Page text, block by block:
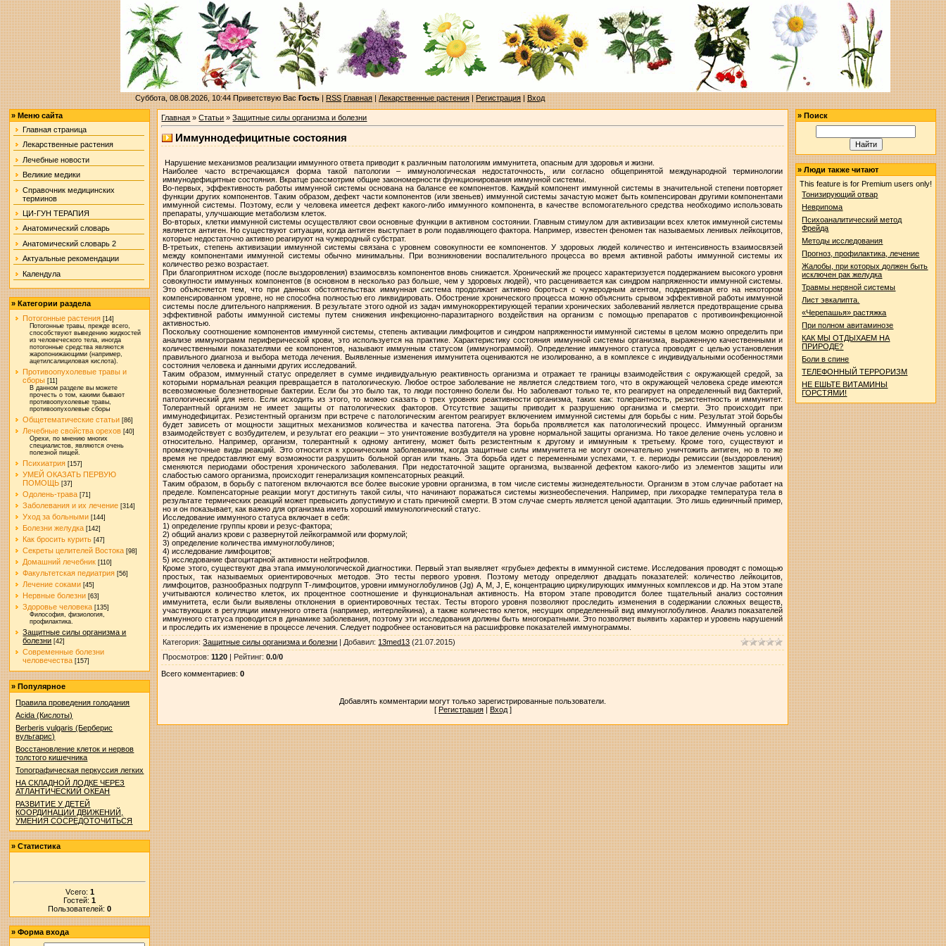
Суббота, 08.08.2026, 10:44Приветствую Вас Гость|RSS Главная|Лекарственные растения|Регистрация|Вход
»Меню сайта
Главная страница
Лекарственные растения
Лечебные новости
Великие медики
Справочник медицинских
терминов
ЦИ-ГУН ТЕРАПИЯ
Анатомический словарь
Анатомический словарь 2
Актуальные рекомендации
Календула
»Категории раздела
Потогонные растения [14]
Потогонные травы, прежде всего,
способствуют выведению жидкостей
из человеческого тела, иногда
потогонные средства являются
жаропонижающими (например,
ацетилсалициловая кислота).
Противоопухолевые травы и
сборы [11]
В данном разделе вы можете
прочесть о том, какими бывают
противоопухолевые травы,
противоопухолевые сборы
Общетематические статьи [86]
Лечебные свойства орехов [40]
Орехи, по мнению многих
специалистов, являются очень
полезной пищей.
Психиатрия [157]
УМЕЙ ОКАЗАТЬ ПЕРВУЮ
ПОМОЩЬ [37]
Одолень-трава [71]
Заболевания и их лечение [314]
Уход за больными [144]
Болезни желудка [142]
Как бросить курить [47]
Секреты целителей Востока [98]
Домашний лечебник [110]
Факультетская педиатрия [56]
Лечение соками [45]
Нервные болезни [63]
Здоровье человека [135]
Философия, физиология,
профилактика.
Защитные силы организма и
болезни [42]
Современные болезни
человечества [157]
»Популярное
Правила проведения голодания
Acida (Кислоты)
Berberis vulgaris (Берберис
вульгарис)
Восстановление клеток и нервов
толстого кишечника
Топографическая перкуссия легких
НА СКЛАДНОЙ ЛОДКЕ ЧЕРЕЗ
АТЛАНТИЧЕСКИЙ ОКЕАН
РАЗВИТИЕ У ДЕТЕЙ
КООРДИНАЦИИ ДВИЖЕНИЙ,
УМЕНИЯ СОСРЕДОТОЧИТЬСЯ
»Статистика
Vсего: 1
Гостей:1
Пользователей:0
»Форма входа
Главная »Статьи »Защитные силы организма и болезни
Иммуннодефицитные состояния
Нарушение механизмов реализации иммунного ответа приводит к различным патологиям иммунитета, опасным для здоровья и жизни.
Наиболее часто встречающаяся форма такой патологии – иммунологическая недостаточность, или согласно общепринятой международной терминологии
иммунодефицитные состояния. Вкратце рассмотрим общие закономерности функционирования иммунной системы.
Во-первых, эффективность работы иммунной системы основана на балансе ее компонентов. Каждый компонент иммунной системы в значительной степени повторяет
функции других компонентов. Таким образом, дефект части компонентов (или звеньев) иммунной системы зачастую может быть компенсирован другими компонентами
иммунной системы. Поэтому, если у человека имеется дефект какого-либо иммунного компонента, в качестве вспомогательного средства необходимо использовать
препараты, улучшающие метаболизм клеток.
Во-вторых, клетки иммунной системы осуществляют свои основные функции в активном состоянии. Главным стимулом для активизации всех клеток иммунной системы
является антиген. Но существуют ситуации, когда антиген выступает в роли подавляющего фактора. Например, известен феномен так называемых ленивых лейкоцитов,
которые недостаточно активно реагируют на чужеродный субстрат.
В-третьих, степень активизации иммунной системы связана с уровнем совокупности ее компонентов. У здоровых людей количество и интенсивность взаимосвязей
между компонентами иммунной системы обычно минимальны. При возникновении воспалительного процесса во время активной работы иммунной системы их
количество резко возрастает.
При благоприятном исходе (после выздоровления) взаимосвязь компонентов вновь снижается. Хронический же процесс характеризуется поддержанием высокого уровня
совокупности иммунных компонентов (в основном в несколько раз больше, чем у здоровых людей), что расценивается как синдром напряженности иммунной системы.
Это объясняется тем, что при данных обстоятельствах иммунная система продолжает активно бороться с чужеродным агентом, поддерживая его на некотором
компенсированном уровне, но не способна полностью его ликвидировать. Обострение хронического процесса можно объяснить срывом эффективной работы иммунной
системы после длительного напряжения. В результате этого одной из задач иммунокорректирующей терапии хронических заболеваний является предотвращение срыва
эффективной работы иммунной системы путем снижения инфекционно-паразитарного воздействия на организм с помощью препаратов с противоинфекционной
активностью.
Поскольку соотношение компонентов иммунной системы, степень активации лимфоцитов и синдром напряженности иммунной системы в целом можно определить при
анализе иммунограмм периферической крови, это используется на практике. Характеристику состояния иммунной системы организма, выраженную качественными и
количественными показателями ее компонентов, называют иммунным статусом (иммунограммой). Определение иммунного статуса проводят с целью установления
правильного диагноза и выбора метода лечения. Выявленные изменения иммунитета оцениваются не изолированно, а в комплексе с индивидуальными особенностями
состояния человека и данными других исследований.
Таким образом, иммунный статус определяет в сумме индивидуальную реактивность организма и отражает те границы взаимодействия с окружающей средой, за
которыми нормальная реакция превращается в патологическую. Любое острое заболевание не является следствием того, что в окружающей человека среде имеются
всевозможные болезнетворные бактерии. Если бы это было так, то люди постоянно болели бы. Но заболевают только те, кто реагирует на определенный вид бактерий,
патологический для него. Если исходить из этого, то можно сказать о трех уровнях реактивности организма, таких как: толерантность, резистентность и иммунитет.
Толерантный организм не имеет защиты от патологических факторов. Отсутствие защиты приводит к разрушению организма и смерти. Это происходит при
иммунодефицитах. Резистентный организм при встрече с патологическим агентом реагирует включением иммунной системы для борьбы с ним. Результат этой борьбы
будет зависеть от мощности защитных механизмов количества и качества патогена. Эта борьба проявляется как патологический процесс. Иммунный организм
взаимодействует с возбудителем, и результат его реакции – это уничтожение возбудителя на уровне нормальной защиты организма. Но такое деление очень условно и
относительно. Например, организм, толерантный к одному антигену, может быть резистентным к другому и иммунным к третьему. Кроме того, существуют и
промежуточные виды реакций. Это относится к хроническим заболеваниям, когда защитные силы иммунитета не могут окончательно уничтожить антиген, но в то же
время не предоставляют ему возможности разрушить больной орган или ткань. Эта борьба идет с переменными успехами, т. е. периоды ремиссии (выздоровления)
сменяются периодами обострения хронического заболевания. При недостаточной защите организма, вызванной дефектом какого-либо из элементов защиты или
слабостью самого организма, происходит генерализация компенсаторных реакций.
Таким образом, в борьбу с патогеном включаются все более высокие уровни организма, в том числе системы жизнедеятельности. Организм в этом случае работает на
пределе. Компенсаторные реакции могут достигнуть такой силы, что начинают поражаться системы жизнеобеспечения. Например, при лихорадке температура тела в
результате термических реакций может превысить допустимую и стать причиной смерти. В этом случае смерть является ценой адаптации. Это лишь единичный пример,
но и он показывает, как важно для организма иметь хороший иммунологический статус.
Исследование иммунного статуса включает в себя:
1) определение группы крови и резус-фактора;
2) общий анализ крови с развернутой лейкограммой или формулой;
3) определение количества иммуноглобулинов;
4) исследование лимфоцитов;
5) исследование фагоцитарной активности нейтрофилов.
Кроме этого, существуют два этапа иммунологической диагностики. Первый этап выявляет «грубые» дефекты в иммунной системе. Исследования проводят с помощью
простых, так называемых ориентировочных методов. Это тесты первого уровня. Поэтому методу определяют двадцать показателей: количество лейкоцитов,
лимфоцитов, разнообразных подгрупп Т-лимфоцитов, уровни иммуноглобулинов (Jg) А, М, J, Е, концентрацию циркулирующих иммунных комплексов и др. На этом этапе
учитываются количество клеток, их процентное соотношение и функциональная активность. На втором этапе проводится более тщательный анализ состояния
иммунитета, если были выявлены отклонения в ориентировочных тестах. Тесты второго уровня позволяют проследить изменения в содержании сложных веществ,
участвующих в регуляции иммунного ответа (например, интерлейкина), а также количество клеток, несущих определенный вид иммуноглобулинов. Анализ показателей
иммунного статуса проводится в динамике заболевания, поэтому эти исследования должны быть многократными. Это позволяет выявить характер и уровень нарушений
и проследить их изменение в процессе лечения. Следует подробнее остановиться на расшифровке показателей иммунограммы.
Категория:Защитные силы организма и болезни | Добавил: 13med13 (21.07.2015)
Просмотров:1120 | Рейтинг:0.0/0
Всего комментариев:0
Добавлять комментарии могут только зарегистрированные пользователи.
[ Регистрация| Вход]
»Поиск
»Люди также читают
This feature is for Premium users only!
Тонизирующий отвар
Неврипома
Психоаналитический метод
Фрейда
Методы исследования
Прогноз, профилактика, лечение
Жалобы, при которых должен быть
исключен рак желудка
Травмы нервной системы
Лист эвкалипта.
«Черепашья» растяжка
При полном авитаминозе
КАК МЫ ОТДЫХАЕМ НА
ПРИРОДЕ?
Боли в спине
ТЕЛЕФОННЫЙ ТЕРРОРИЗМ
НЕ ЕШЬТЕ ВИТАМИНЫ
ГОРСТЯМИ!